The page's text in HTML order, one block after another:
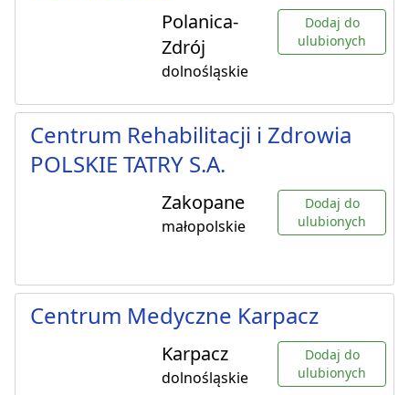
Polanica-
Zdrój
dolnośląskie
Dodaj do
ulubionych
Centrum Rehabilitacji i Zdrowia
POLSKIE TATRY S.A.
Zakopane
małopolskie
Dodaj do
ulubionych
Centrum Medyczne Karpacz
Karpacz
dolnośląskie
Dodaj do
ulubionych